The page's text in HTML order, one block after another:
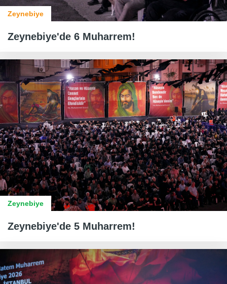
Zeynebiye
Zeynebiye'de 6 Muharrem!
Zeynebiye
Zeynebiye'de 5 Muharrem!